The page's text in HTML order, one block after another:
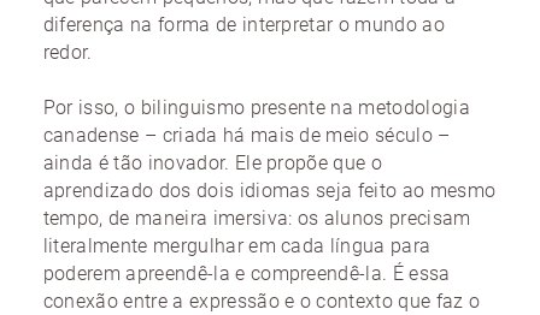
diferença na forma de interpretar o mundo ao
redor.
Por isso, o bilinguismo presente na metodologia
canadense – criada há mais de meio século –
ainda é tão inovador. Ele propõe que o
aprendizado dos dois idiomas seja feito ao mesmo
tempo, de maneira imersiva: os alunos precisam
literalmente mergulhar em cada língua para
poderem apreendê-la e compreendê-la. É essa
conexão entre a expressão e o contexto que faz o